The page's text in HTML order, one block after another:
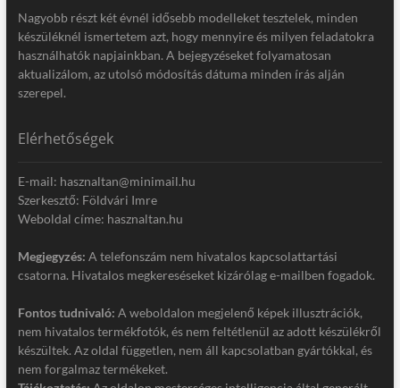
Nagyobb részt két évnél idősebb modelleket tesztelek, minden
készüléknél ismertetem azt, hogy mennyire és milyen feladatokra
használhatók napjainkban. A bejegyzéseket folyamatosan
aktualizálom, az utolsó módosítás dátuma minden írás alján
szerepel.
Elérhetőségek
E-mail: hasznaltan@minimail.hu
Szerkesztő: Földvári Imre
Weboldal címe: hasznaltan.hu
Megjegyzés: A telefonszám nem hivatalos kapcsolattartási
csatorna. Hivatalos megkereséseket kizárólag e-mailben fogadok.
Fontos tudnivaló: A weboldalon megjelenő képek illusztrációk,
nem hivatalos termékfotók, és nem feltétlenül az adott készülékről
készültek. Az oldal független, nem áll kapcsolatban gyártókkal, és
nem forgalmaz termékeket.